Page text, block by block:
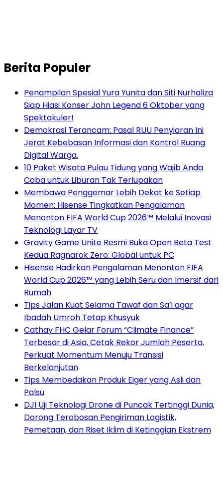
Berita Populer
Penampilan Spesial Yura Yunita dan Siti Nurhaliza
Siap Hiasi Konser John Legend 6 Oktober yang
Spektakuler!
Demokrasi Terancam: Pasal RUU Penyiaran Ini
Jerat Kebebasan Informasi dan Kontrol Ruang
Digital Warga.
10 Paket Wisata Pulau Tidung yang Wajib Anda
Coba untuk Liburan Tak Terlupakan
Membawa Penggemar Lebih Dekat ke Setiap
Momen: Hisense Tingkatkan Pengalaman
Menonton FIFA World Cup 2026™ Melalui Inovasi
Teknologi Layar TV
Gravity Game Unite Resmi Buka Open Beta Test
Kedua Ragnarok Zero: Global untuk PC
Hisense Hadirkan Pengalaman Menonton FIFA
World Cup 2026™ yang Lebih Seru dan Imersif dari
Rumah
Tips Jalan Kuat Selama Tawaf dan Sa’i agar
Ibadah Umroh Tetap Khusyuk
Cathay FHC Gelar Forum “Climate Finance”
Terbesar di Asia, Cetak Rekor Jumlah Peserta,
Perkuat Momentum Menuju Transisi
Berkelanjutan
Tips Membedakan Produk Eiger yang Asli dan
Palsu
DJI Uji Teknologi Drone di Puncak Tertinggi Dunia,
Dorong Terobosan Pengiriman Logistik,
Pemetaan, dan Riset Iklim di Ketinggian Ekstrem